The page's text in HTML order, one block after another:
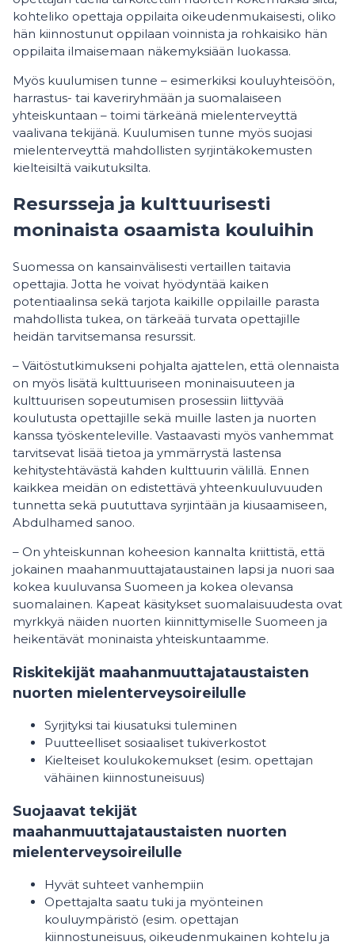
kohteliko opettaja oppilaita oikeudenmukaisesti, oliko
hän kiinnostunut oppilaan voinnista ja rohkaisiko hän
oppilaita ilmaisemaan näkemyksiään luokassa.
Myös kuulumisen tunne – esimerkiksi kouluyhteisöön,
harrastus- tai kaveriryhmään ja suomalaiseen
yhteiskuntaan – toimi tärkeänä mielenterveyttä
vaalivana tekijänä. Kuulumisen tunne myös suojasi
mielenterveyttä mahdollisten syrjintäkokemusten
kielteisiltä vaikutuksilta.
Resursseja ja kulttuurisesti
moninaista osaamista kouluihin
Suomessa on kansainvälisesti vertaillen taitavia
opettajia. Jotta he voivat hyödyntää kaiken
potentiaalinsa sekä tarjota kaikille oppilaille parasta
mahdollista tukea, on tärkeää turvata opettajille
heidän tarvitsemansa resurssit.
– Väitöstutkimukseni pohjalta ajattelen, että olennaista
on myös lisätä kulttuuriseen moninaisuuteen ja
kulttuurisen sopeutumisen prosessiin liittyvää
koulutusta opettajille sekä muille lasten ja nuorten
kanssa työskenteleville. Vastaavasti myös vanhemmat
tarvitsevat lisää tietoa ja ymmärrystä lastensa
kehitystehtävästä kahden kulttuurin välillä. Ennen
kaikkea meidän on edistettävä yhteenkuuluvuuden
tunnetta sekä puututtava syrjintään ja kiusaamiseen,
Abdulhamed sanoo.
– On yhteiskunnan koheesion kannalta kriittistä, että
jokainen maahanmuuttajataustainen lapsi ja nuori saa
kokea kuuluvansa Suomeen ja kokea olevansa
suomalainen. Kapeat käsitykset suomalaisuudesta ovat
myrkkyä näiden nuorten kiinnittymiselle Suomeen ja
heikentävät moninaista yhteiskuntaamme.
Riskitekijät maahanmuuttajataustaisten
nuorten mielenterveysoireilulle
Syrjityksi tai kiusatuksi tuleminen
Puutteelliset sosiaaliset tukiverkostot
Kielteiset koulukokemukset (esim. opettajan
vähäinen kiinnostuneisuus)
Suojaavat tekijät
maahanmuuttajataustaisten nuorten
mielenterveysoireilulle
Hyvät suhteet vanhempiin
Opettajalta saatu tuki ja myönteinen
kouluympäristö (esim. opettajan
kiinnostuneisuus, oikeudenmukainen kohtelu ja